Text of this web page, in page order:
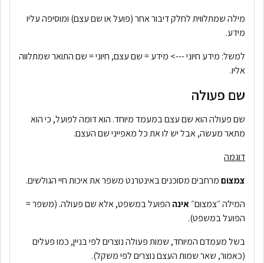
מילה שמתלווית לחלק דיבור אחר (פועל או שם עצם) ומוסיפה עליו
מידע.
למשל: מידע חיוני ---> מידע = שם עצם, חיוני = שם התואר שמתלווה
אליו.
שם פעולה
שם פעולה הוא שם עצם במעמד מיוחד. הוא דומה לפועל, כי הוא
מתאר מעשה, אבל יש לו את כל מאפייני שם העצם.
דוגמה
צמצוםמרחבים מסוכנים באינטרנט משפר את איכות חיי הגולשים.
המילה ״צמצום״אינה הפועל במשפט, אלא שם פעולה. (משפר =
הפועל במשפט).
בשל מעמדם המיוחד, שמות פעולה נוצרים לפי בניין, כמו פעלים
(כאמור, שאר שמות העצם נוצרים לפי משקל).